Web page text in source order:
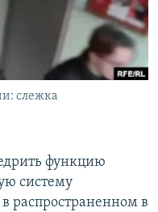
слежка
функцию
систему
в распространенном в